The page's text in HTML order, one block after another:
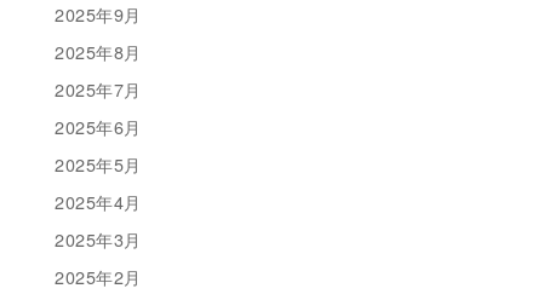
2025年9月
2025年8月
2025年7月
2025年6月
2025年5月
2025年4月
2025年3月
2025年2月